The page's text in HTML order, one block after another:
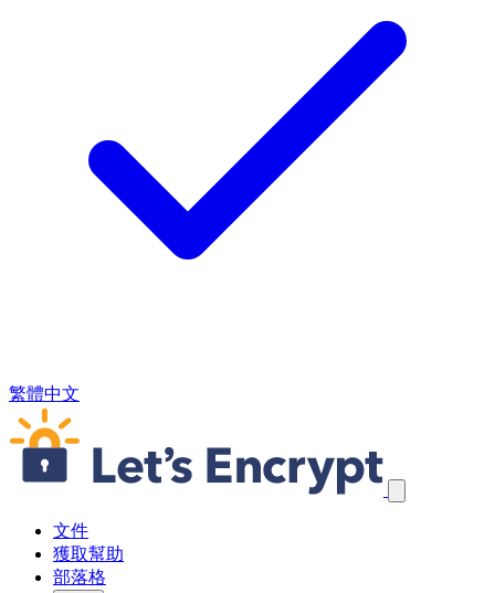
繁體中文
跳過導航連結
文件
獲取幫助
部落格